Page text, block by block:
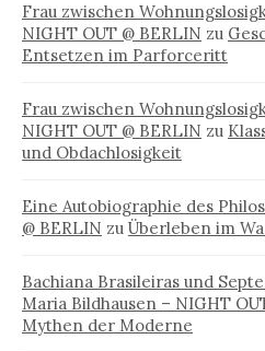
Frau zwischen
NIGHT OUT @ BERLIN zu
Entsetzen im Parforceritt
Frau zwischen
NIGHT OUT @ BERLIN zu
und Obdachlosigkeit
Eine Autobiographie des
@ BERLIN zu Überleben im
Bachiana Brasileiras und
Maria Bildhausen – NIGHT
Mythen der Moderne